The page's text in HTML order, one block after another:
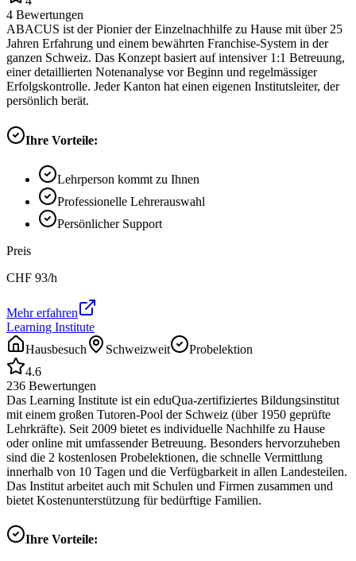
4 Bewertungen
ABACUS ist der Pionier der Einzelnachhilfe zu Hause mit über 25
Jahren Erfahrung und einem bewährten Franchise-System in der
ganzen Schweiz. Das Konzept basiert auf intensiver 1:1 Betreuung,
einer detaillierten Notenanalyse vor Beginn und regelmässiger
Erfolgskontrolle. Jeder Kanton hat einen eigenen Institutsleiter, der
persönlich berät.
Ihre Vorteile:
Lehrperson kommt zu Ihnen
Professionelle Lehrerauswahl
Persönlicher Support
Preis
CHF 93/h
Mehr erfahren
Learning Institute
Hausbesuch
Schweizweit
Probelektion
4.6
236 Bewertungen
Das Learning Institute ist ein eduQua-zertifiziertes Bildungsinstitut
mit einem großen Tutoren-Pool der Schweiz (über 1950 geprüfte
Lehrkräfte). Seit 2009 bietet es individuelle Nachhilfe zu Hause
oder online mit umfassender Betreuung. Besonders hervorzuheben
sind die 2 kostenlosen Probelektionen, die schnelle Vermittlung
innerhalb von 10 Tagen und die Verfügbarkeit in allen Landesteilen.
Das Institut arbeitet auch mit Schulen und Firmen zusammen und
bietet Kostenunterstützung für bedürftige Familien.
Ihre Vorteile: